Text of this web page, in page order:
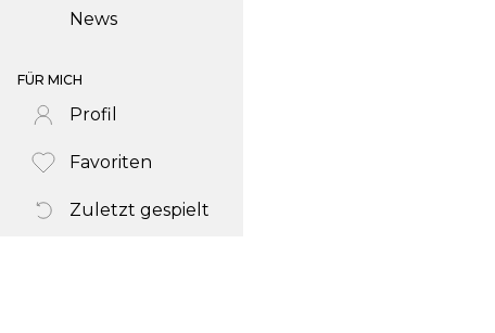
News
FÜR MICH
Profil
Favoriten
Zuletzt gespielt